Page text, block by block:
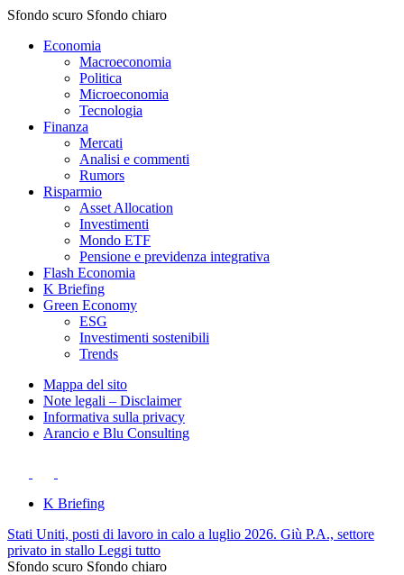
Sfondo scuro Sfondo chiaro
Economia
Macroeconomia
Politica
Microeconomia
Tecnologia
Finanza
Mercati
Analisi e commenti
Rumors
Risparmio
Asset Allocation
Investimenti
Mondo ETF
Pensione e previdenza integrativa
Flash Economia
K Briefing
Green Economy
ESG
Investimenti sostenibili
Trends
Mappa del sito
Note legali – Disclaimer
Informativa sulla privacy
Arancio e Blu Consulting
K Briefing
Stati Uniti, posti di lavoro in calo a luglio 2026. Giù P.A., settore
privato in stallo Leggi tutto
Sfondo scuro Sfondo chiaro